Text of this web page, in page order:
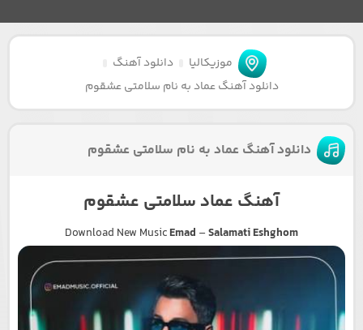
موزیکالیا
دانلود آهنگ
دانلود آهنگ عماد به نام سلامتی عشقوم
دانلود آهنگ عماد به نام سلامتی عشقوم
آهنگ عماد سلامتی عشقوم
Download New MusicEmad –Salamati Eshghom